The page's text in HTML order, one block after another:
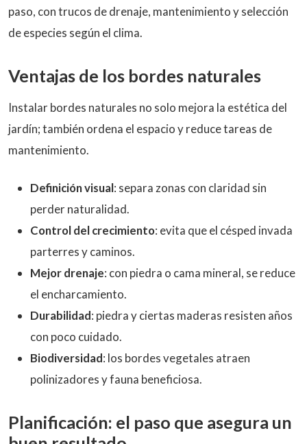
paso, con trucos de drenaje, mantenimiento y selección
de especies según el clima.
Ventajas de los bordes naturales
Instalar bordes naturales no solo mejora la estética del
jardín; también ordena el espacio y reduce tareas de
mantenimiento.
Definición visual: separa zonas con claridad sin
perder naturalidad.
Control del crecimiento: evita que el césped invada
parterres y caminos.
Mejor drenaje: con piedra o cama mineral, se reduce
el encharcamiento.
Durabilidad: piedra y ciertas maderas resisten años
con poco cuidado.
Biodiversidad: los bordes vegetales atraen
polinizadores y fauna beneficiosa.
Planificación: el paso que asegura un